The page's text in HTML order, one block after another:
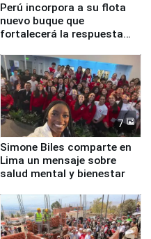
Perú incorpora a su flota
nuevo buque que
fortalecerá la respuesta
7
Simone Biles comparte en
Lima un mensaje sobre
salud mental y bienestar